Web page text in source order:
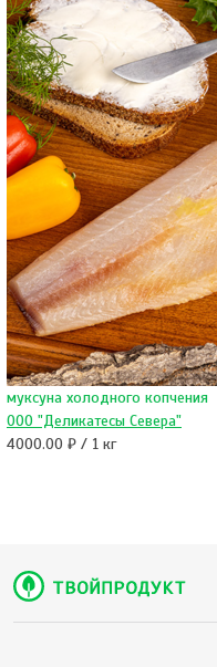
муксуна холодного копчения
ООО "Деликатесы Севера"
4000.00 ₽ / 1 кг